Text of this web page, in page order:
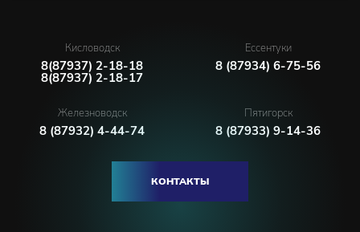
Кисловодск
8(87937) 2-18-18
8(87937) 2-18-17
Ессентуки
8 (87934) 6-75-56
Железноводск
8 (87932) 4-44-74
Пятигорск
8 (87933) 9-14-36
КОНТАКТЫ